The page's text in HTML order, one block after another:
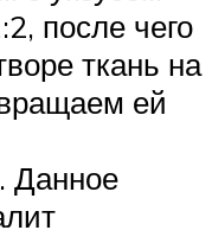
после чего
ткань на
ей
Данное